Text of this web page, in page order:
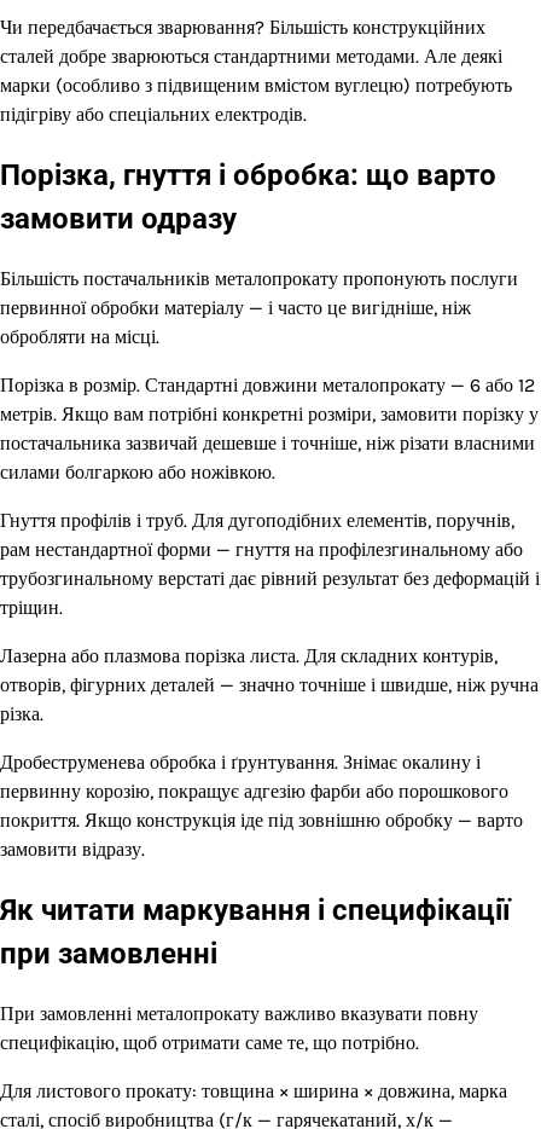
Чи передбачається зварювання? Більшість конструкційних
сталей добре зварюються стандартними методами. Але деякі
марки (особливо з підвищеним вмістом вуглецю) потребують
підігріву або спеціальних електродів.
Порізка, гнуття і обробка: що варто
замовити одразу
Більшість постачальників металопрокату пропонують послуги
первинної обробки матеріалу — і часто це вигідніше, ніж
обробляти на місці.
Порізка в розмір. Стандартні довжини металопрокату — 6 або 12
метрів. Якщо вам потрібні конкретні розміри, замовити порізку у
постачальника зазвичай дешевше і точніше, ніж різати власними
силами болгаркою або ножівкою.
Гнуття профілів і труб. Для дугоподібних елементів, поручнів,
рам нестандартної форми — гнуття на профілезгинальному або
трубозгинальному верстаті дає рівний результат без деформацій і
тріщин.
Лазерна або плазмова порізка листа. Для складних контурів,
отворів, фігурних деталей — значно точніше і швидше, ніж ручна
різка.
Дробеструменева обробка і ґрунтування. Знімає окалину і
первинну корозію, покращує адгезію фарби або порошкового
покриття. Якщо конструкція іде під зовнішню обробку — варто
замовити відразу.
Як читати маркування і специфікації
при замовленні
При замовленні металопрокату важливо вказувати повну
специфікацію, щоб отримати саме те, що потрібно.
Для листового прокату: товщина × ширина × довжина, марка
сталі, спосіб виробництва (г/к — гарячекатаний, х/к —